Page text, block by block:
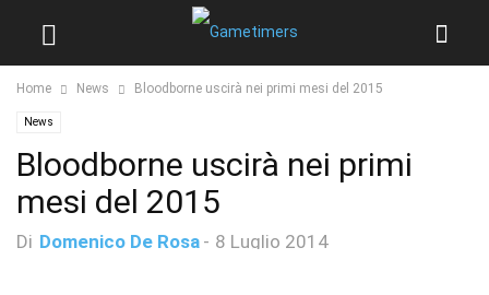
Home News Bloodborne uscirà nei primi mesi del 2015
News
Bloodborne uscirà nei primi
mesi del 2015
Di Domenico De Rosa - 8 Luglio 2014